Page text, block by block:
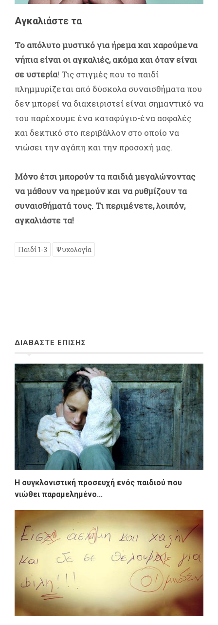
Αγκαλιάστε τα
Το απόλυτο μυστικό για ήρεμα και χαρούμενα
νήπια είναι οι αγκαλιές, ακόμα και όταν είναι
σε υστερία! Τις στιγμές που το παιδί
πλημμυρίζεται από δύσκολα συναισθήματα που
δεν μπορεί να διαχειριστεί είναι σημαντικό να
του παρέχουμε ένα καταφύγιο-ένα ασφαλές
και δεκτικό στο περιβάλλον στο οποίο να
νιώσει την αγάπη και την προσοχή μας.
Μόνο έτσι μπορούν τα παιδιά μεγαλώνοντας
να μάθουν να ηρεμούν και να ρυθμίζουν τα
συναισθήματά τους. Τι περιμένετε, λοιπόν,
αγκαλιάστε τα!
Παιδί 1-3 Ψυχολογία
ΔΙΑΒΑΣΤΕ ΕΠΙΣΗΣ
Η συγκλονιστική προσευχή ενός παιδιού που
νιώθει παραμελημένο...